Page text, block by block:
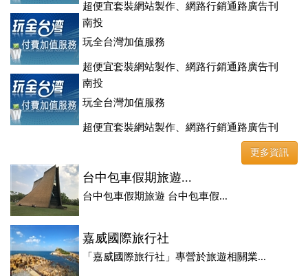
超便宜套裝網站製作、網路行銷通路廣告刊
登、訂房系統、客房委託旅行社銷售，全面優惠中....
南投
玩全台灣加值服務
超便宜套裝網站製作、網路行銷通路廣告刊
登、訂房系統、客房委託旅行社銷售，全面優惠中....
南投
玩全台灣加值服務
超便宜套裝網站製作、網路行銷通路廣告刊
登、訂房系統、客房委託旅行社銷售，全面優惠中....
更多資訊
台中包車假期旅遊...
台中包車假期旅遊 台中包車假...
嘉威國際旅行社
「嘉威國際旅行社」專營於旅遊相關業...